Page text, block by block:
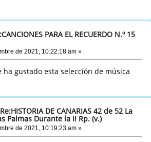
PARA EL RECUERDO N.º 15
de 2021, 10:22:18 am »
ha gustado esta selección de música
Re:HISTORIA DE CANARIAS 42 de 52 La
Palmas Durante la II Rp. (v.)
de 2021, 10:19:23 am »